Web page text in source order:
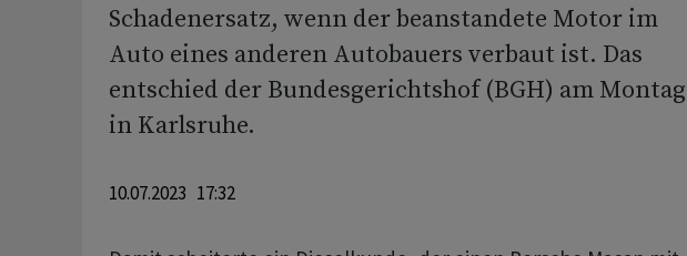
Schadenersatz, wenn der beanstandete Motor im
Auto eines anderen Autobauers verbaut ist. Das
entschied der Bundesgerichtshof (BGH) am Montag
in Karlsruhe.
10.07.2023 17:32